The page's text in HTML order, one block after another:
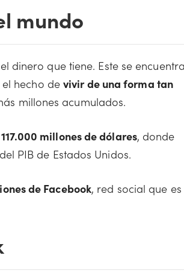
mundo
dinero que tiene. Este se
el hecho devivir de una forma tan
millones acumulados.
117.000 millones de dólares, donde
PIB de Estados Unidos.
de Facebook, red social que es